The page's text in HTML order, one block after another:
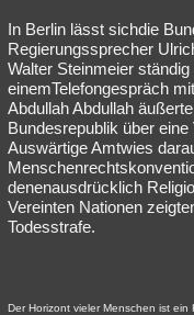
In Berlin lässt sichdie
Regierungssprecher
Walter Steinmeier
einemTelefongespräch
Abdullah Abdullah
Bundesrepublik über
Auswärtige Amtwies
denenausdrücklich
Vereinten Nationen
Todesstrafe.
Der Horizont vieler Menschen ist